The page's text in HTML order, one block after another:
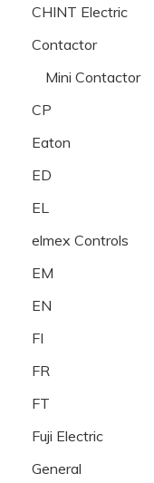
CHINT Electric
Contactor
Mini Contactor
CP
Eaton
ED
EL
elmex Controls
EM
EN
FI
FR
FT
Fuji Electric
General